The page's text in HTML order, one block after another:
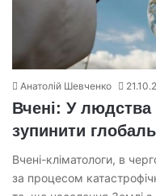
Анатолій Шевченко
Вчені: У людства
зупинити
Вчені-кліматологи, в
за процесом